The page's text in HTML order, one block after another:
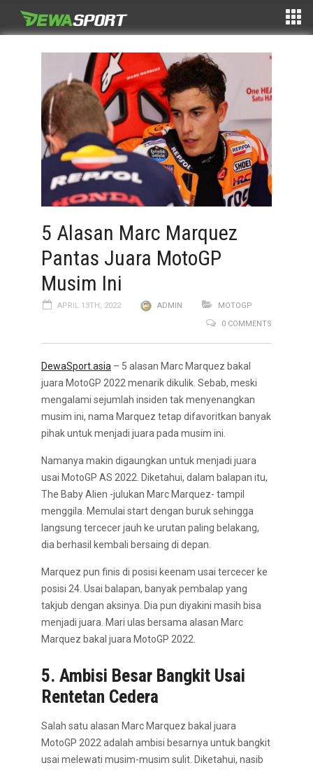
5 Alasan Marc Marquez
Pantas Juara MotoGP
Musim Ini
APRIL 13TH, 2022 ADMIN
MOTOGP
0 COMMENTS
DewaSport.asia – 5 alasan Marc Marquez bakal
juara MotoGP 2022 menarik dikulik. Sebab, meski
mengalami sejumlah insiden tak menyenangkan
musim ini, nama Marquez tetap difavoritkan banyak
pihak untuk menjadi juara pada musim ini.
Namanya makin digaungkan untuk menjadi juara
usai MotoGP AS 2022. Diketahui, dalam balapan itu,
The Baby Alien -julukan Marc Marquez- tampil
menggila. Memulai start dengan buruk sehingga
langsung tercecer jauh ke urutan paling belakang,
dia berhasil kembali bersaing di depan.
Marquez pun finis di posisi keenam usai tercecer ke
posisi 24. Usai balapan, banyak pembalap yang
takjub dengan aksinya. Dia pun diyakini masih bisa
menjadi juara. Mari ulas bersama alasan Marc
Marquez bakal juara MotoGP 2022.
5. Ambisi Besar Bangkit Usai
Rentetan Cedera
Salah satu alasan Marc Marquez bakal juara
MotoGP 2022 adalah ambisi besarnya untuk bangkit
usai melewati musim-musim sulit. Diketahui, nasib